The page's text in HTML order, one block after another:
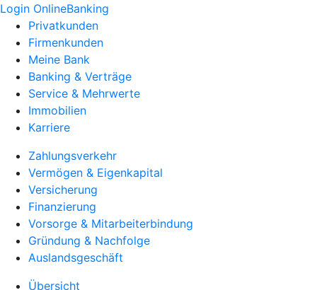
Login OnlineBanking
Privatkunden
Firmenkunden
Meine Bank
Banking & Verträge
Service & Mehrwerte
Immobilien
Karriere
Zahlungsverkehr
Vermögen & Eigenkapital
Versicherung
Finanzierung
Vorsorge & Mitarbeiterbindung
Gründung & Nachfolge
Auslandsgeschäft
Übersicht